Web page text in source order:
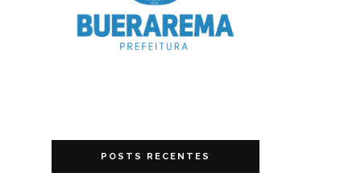
POSTS RECENTES